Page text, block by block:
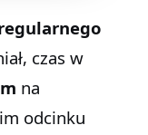
czas w
na
odcinku